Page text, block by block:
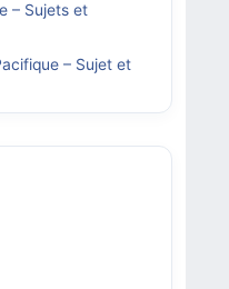
– Sujets et
– Sujet et